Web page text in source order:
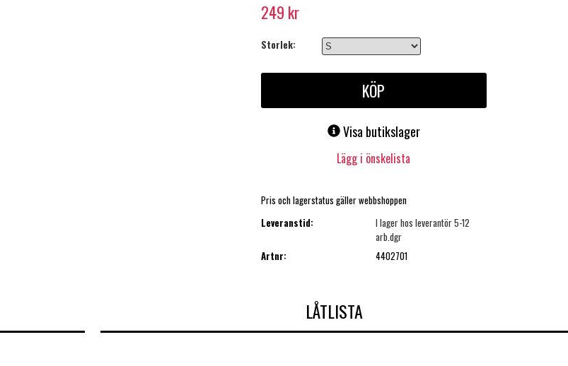
249 kr
Storlek:
KÖP
Visa butikslager
Lägg i önskelista
Pris och lagerstatus gäller webbshoppen
Leveranstid:
I lager hos leverantör 5-12
arb.dgr
Artnr:
4402701
LÅTLISTA